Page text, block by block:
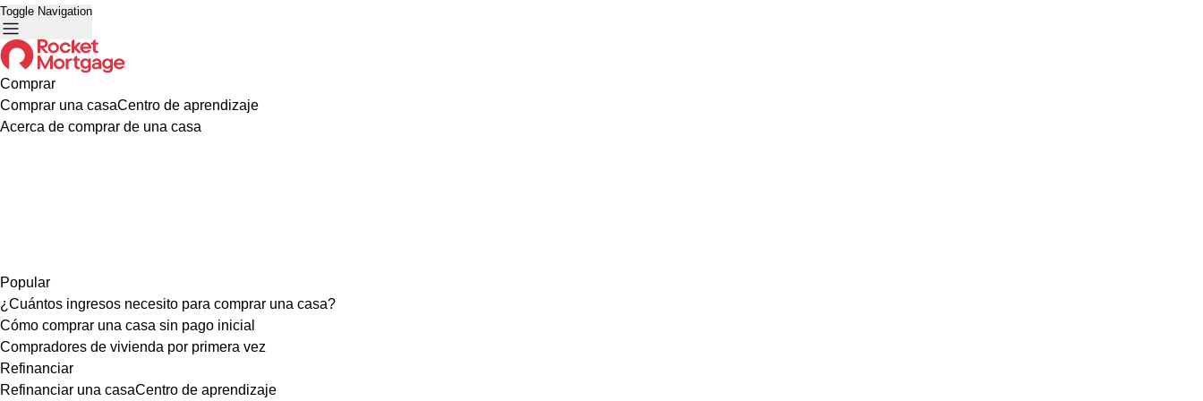
Toggle Navigation
Comprar
Comprar una casaCentro de aprendizaje
Acerca de comprar de una casa
Popular
¿Cuántos ingresos necesito para comprar una casa?
Cómo comprar una casa sin pago inicial
Compradores de vivienda por primera vez
Refinanciar
Refinanciar una casaCentro de aprendizaje